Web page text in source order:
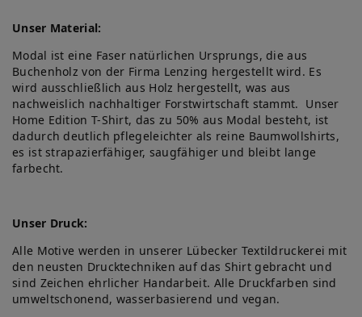
Unser Material:
Modal ist eine Faser natürlichen Ursprungs, die aus
Buchenholz von der Firma Lenzing hergestellt wird. Es
wird ausschließlich aus Holz hergestellt, was aus
nachweislich nachhaltiger Forstwirtschaft stammt. Unser
Home Edition T-Shirt, das zu 50% aus Modal besteht, ist
dadurch deutlich pflegeleichter als reine Baumwollshirts,
es ist strapazierfähiger, saugfähiger und bleibt lange
farbecht.
Unser Druck:
Alle Motive werden in unserer Lübecker Textildruckerei mit
den neusten Drucktechniken auf das Shirt gebracht und
sind Zeichen ehrlicher Handarbeit. Alle Druckfarben sind
umweltschonend, wasserbasierend und vegan.